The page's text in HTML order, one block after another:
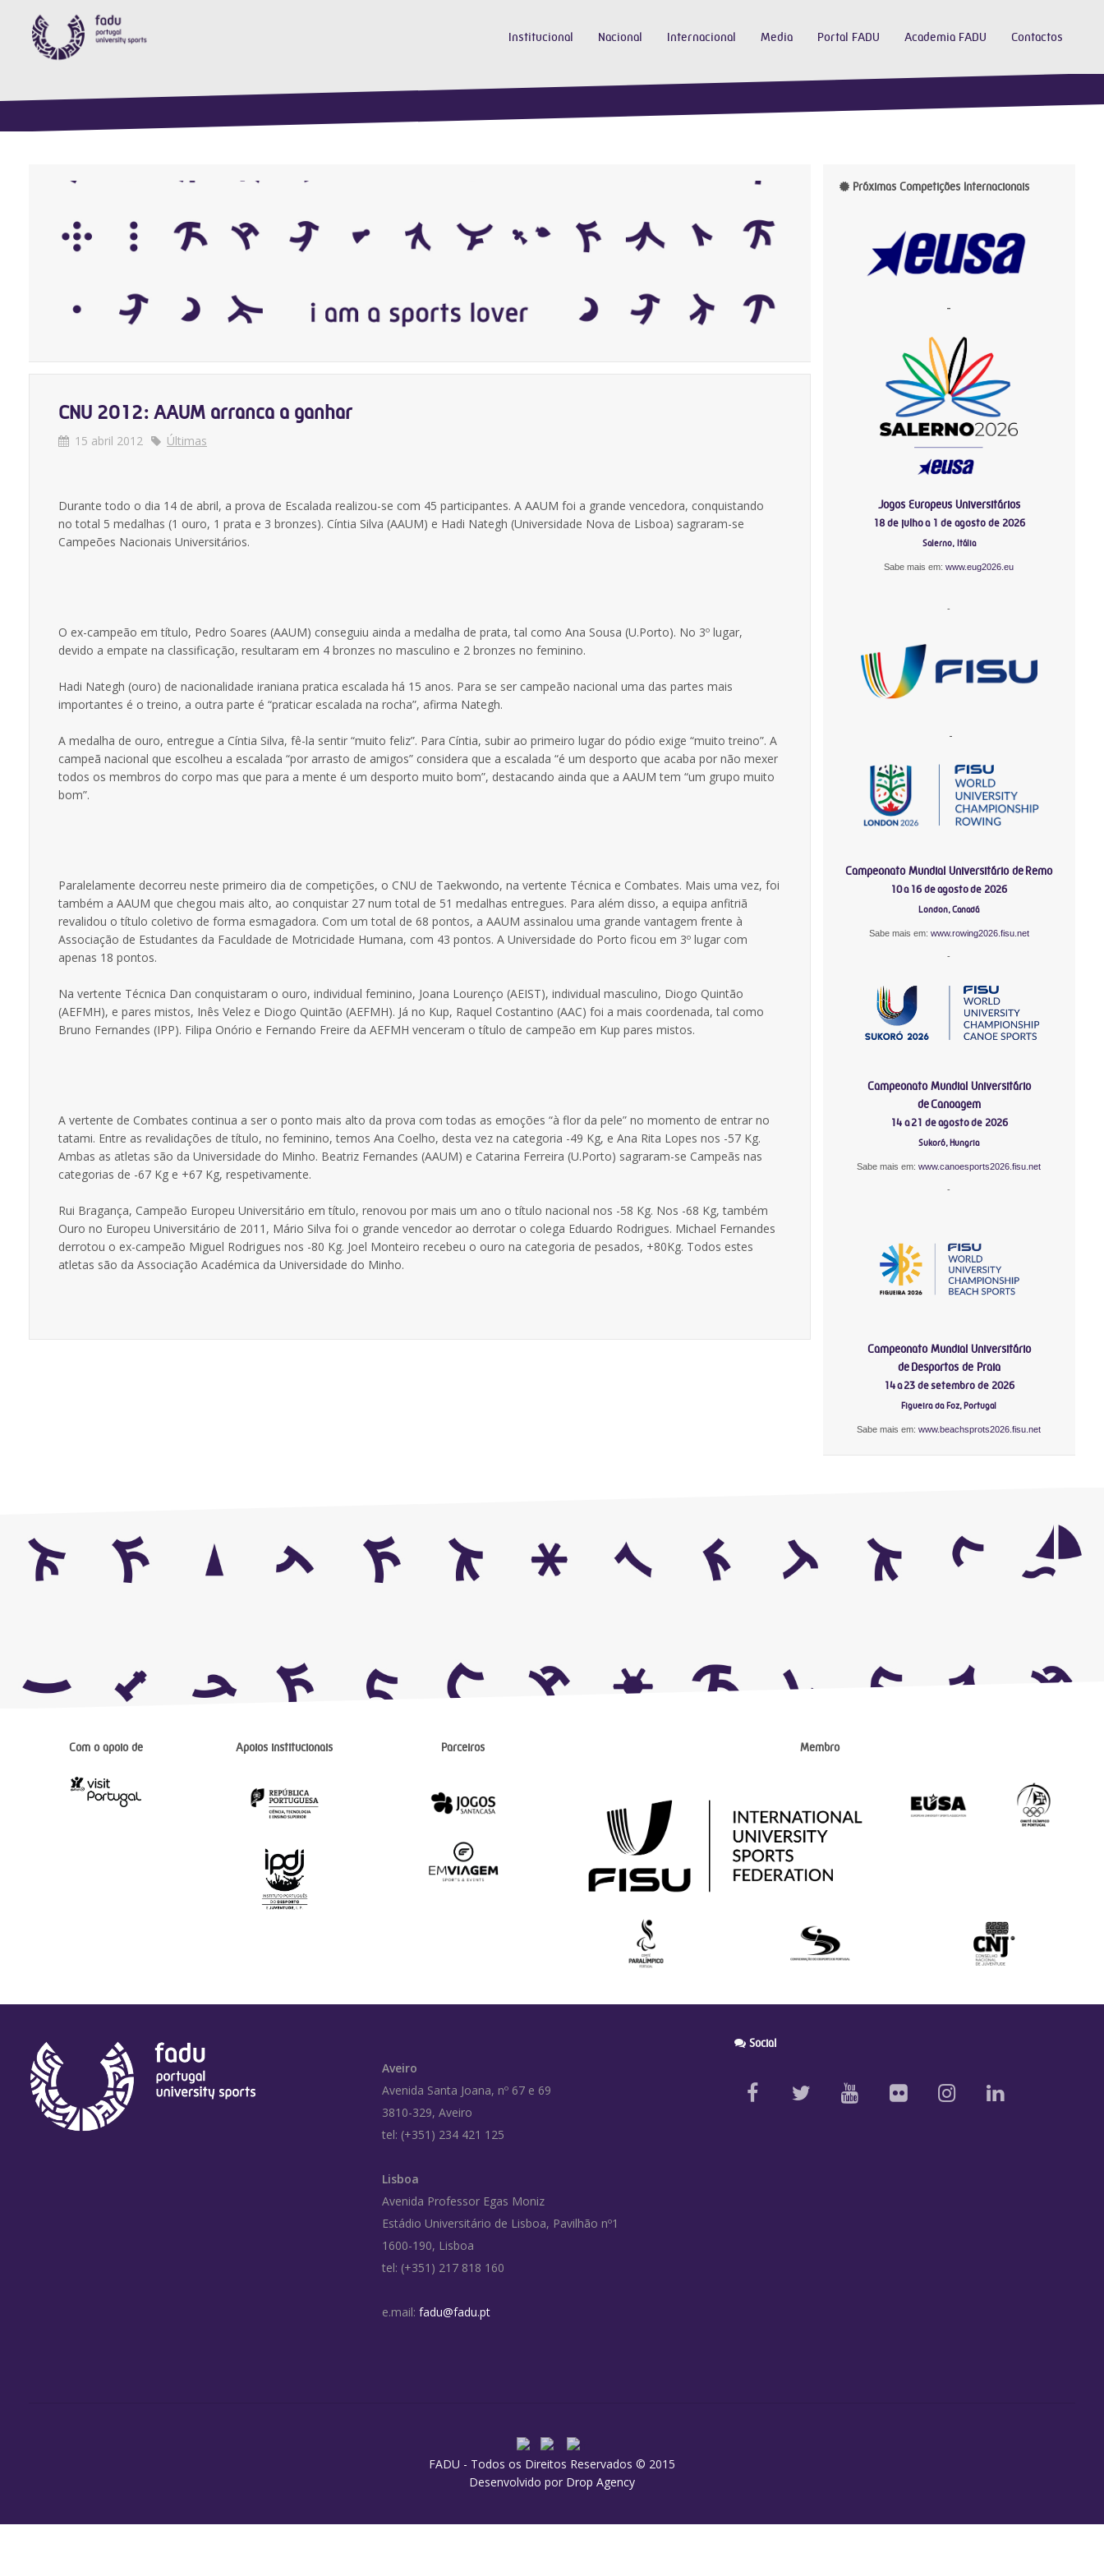
Institucional Nacional Internacional Media Portal FADU Academia FADU Contactos
CNU 2012: AAUM arranca a ganhar
15 abril 2012 Últimas
Durante todo o dia 14 de abril, a prova de Escalada realizou-se com 45 participantes. A AAUM foi a grande vencedora, conquistando
no total 5 medalhas (1 ouro, 1 prata e 3 bronzes). Cíntia Silva (AAUM) e Hadi Nategh (Universidade Nova de Lisboa) sagraram-se
Campeões Nacionais Universitários.
O ex-campeão em título, Pedro Soares (AAUM) conseguiu ainda a medalha de prata, tal como Ana Sousa (U.Porto). No 3º lugar,
devido a empate na classificação, resultaram em 4 bronzes no masculino e 2 bronzes no feminino.
Hadi Nategh (ouro) de nacionalidade iraniana pratica escalada há 15 anos. Para se ser campeão nacional uma das partes mais
importantes é o treino, a outra parte é “praticar escalada na rocha”, afirma Nategh.
A medalha de ouro, entregue a Cíntia Silva, fê-la sentir “muito feliz”. Para Cíntia, subir ao primeiro lugar do pódio exige “muito treino”. A
campeã nacional que escolheu a escalada “por arrasto de amigos” considera que a escalada “é um desporto que acaba por não mexer
todos os membros do corpo mas que para a mente é um desporto muito bom”, destacando ainda que a AAUM tem “um grupo muito
bom”.
Paralelamente decorreu neste primeiro dia de competições, o CNU de Taekwondo, na vertente Técnica e Combates. Mais uma vez, foi
também a AAUM que chegou mais alto, ao conquistar 27 num total de 51 medalhas entregues. Para além disso, a equipa anfitriã
revalidou o título coletivo de forma esmagadora. Com um total de 68 pontos, a AAUM assinalou uma grande vantagem frente à
Associação de Estudantes da Faculdade de Motricidade Humana, com 43 pontos. A Universidade do Porto ficou em 3º lugar com
apenas 18 pontos.
Na vertente Técnica Dan conquistaram o ouro, individual feminino, Joana Lourenço (AEIST), individual masculino, Diogo Quintão
(AEFMH), e pares mistos, Inês Velez e Diogo Quintão (AEFMH). Já no Kup, Raquel Costantino (AAC) foi a mais coordenada, tal como
Bruno Fernandes (IPP). Filipa Onório e Fernando Freire da AEFMH venceram o título de campeão em Kup pares mistos.
A vertente de Combates continua a ser o ponto mais alto da prova com todas as emoções “à flor da pele” no momento de entrar no
tatami. Entre as revalidações de título, no feminino, temos Ana Coelho, desta vez na categoria -49 Kg, e Ana Rita Lopes nos -57 Kg.
Ambas as atletas são da Universidade do Minho. Beatriz Fernandes (AAUM) e Catarina Ferreira (U.Porto) sagraram-se Campeãs nas
categorias de -67 Kg e +67 Kg, respetivamente.
Rui Bragança, Campeão Europeu Universitário em título, renovou por mais um ano o título nacional nos -58 Kg. Nos -68 Kg, também
Ouro no Europeu Universitário de 2011, Mário Silva foi o grande vencedor ao derrotar o colega Eduardo Rodrigues. Michael Fernandes
derrotou o ex-campeão Miguel Rodrigues nos -80 Kg. Joel Monteiro recebeu o ouro na categoria de pesados, +80Kg. Todos estes
atletas são da Associação Académica da Universidade do Minho.
Próximas Competições Internacionais
-
Jogos Europeus Universitários
18 de julho a 1 de agosto de 2026
Salerno, Itália
Sabe mais em:www.eug2026.eu
-
-
Campeonato Mundial Universitário de Remo
10 a 16 de agosto de 2026
London, Canadá
Sabe mais em: www.rowing2026.fisu.net
-
Campeonato Mundial Universitário
de Canoagem
14 a 21 de agosto de 2026
Sukoró, Hungria
Sabe mais em:www.canoesports2026.fisu.net
-
Campeonato Mundial Universitário
de Desportos de Praia
14 a 23 de setembro de 2026
Figueira da Foz, Portugal
Sabe mais em:www.beachsprots2026.fisu.net
Com o apoio de Apoios institucionais Parceiros Membro
Aveiro
Avenida Santa Joana, nº 67 e 69
3810-329, Aveiro
tel: (+351) 234 421 125
Lisboa
Avenida Professor Egas Moniz
Estádio Universitário de Lisboa, Pavilhão nº1
1600-190, Lisboa
tel: (+351) 217 818 160
e.mail: fadu@fadu.pt
Social
FADU - Todos os Direitos Reservados © 2015
Desenvolvido por Drop Agency